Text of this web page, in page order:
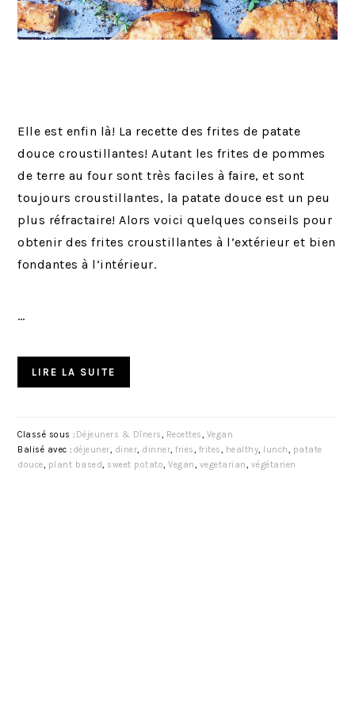
Elle est enfin là! La recette des frites de patate
douce croustillantes! Autant les frites de pommes
de terre au four sont très faciles à faire, et sont
toujours croustillantes, la patate douce est un peu
plus réfractaire! Alors voici quelques conseils pour
obtenir des frites croustillantes à l’extérieur et bien
fondantes à l’intérieur.
…
LIRE LA SUITE
Classé sous : Déjeuners & Dîners, Recettes, Vegan
Balisé avec : déjeuner, diner, dinner,fries, frites, healthy, lunch, patate
douce, plant based, sweet potato,Vegan, vegetarian, végétarien